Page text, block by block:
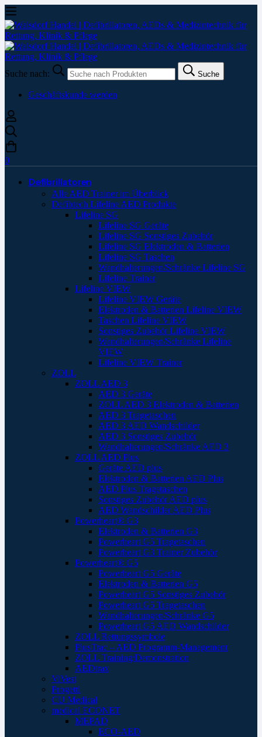
Suche nach: Suche
Geschäftskunde werden
0
Defibrillatoren
Alle AED Trainer im Überblick
Defibtech Lifeline AED Produkte
Lifeline SG
Lifeline SG Geräte
Lifeline SG Sonstiges Zubehör
Lifeline SG Elektroden & Batterien
Lifeline SG Taschen
Wandhalterungen/Schränke Lifeline SG
Lifeline Trainer
Lifeline VIEW
Lifeline VIEW Geräte
Elektroden & Batterien Lifeline VIEW
Taschen Lifeline VIEW
Sonstiges Zubehör Lifeline VIEW
Wandhalterungen/Schränke Lifeline
VIEW
Lifeline VIEW Trainer
ZOLL
ZOLL AED 3
AED 3 Geräte
ZOLL AED 3 Elektroden & Batterien
AED 3 Tragetaschen
AED 3 AED Wandschilder
AED 3 Sonstiges Zubehör
Wandhalterungen/Schränke AED 3
ZOLL AED Plus
Geräte AED plus
Elektroden & Batterien AED Plus
AED Plus Tragetaschen
Sonstiges Zubehör AED plus
AED Wandschilder AED Plus
Powerheart® G3
Elektroden & Batterien G3
Powerheart G5 Tragetaschen
Powerheart G3 Trainer Zubehör
Powerheart® G5
Powerheart G5 Geräte
Elektroden & Batterien G5
Powerheart G5 Sonstiges Zubehör
Powerheart G5 Tragetaschen
Wandhalterungen/Schränke G5
Powerheart G5 AED Wandschilder
ZOLL Rettungssymbole
PlusTrac – AED Programm-Management
ZOLL Training/Demonstration
AEDtrax
ViVest
Progetti
CU Medical
medical ECONET
MEPAD
ECO-AED